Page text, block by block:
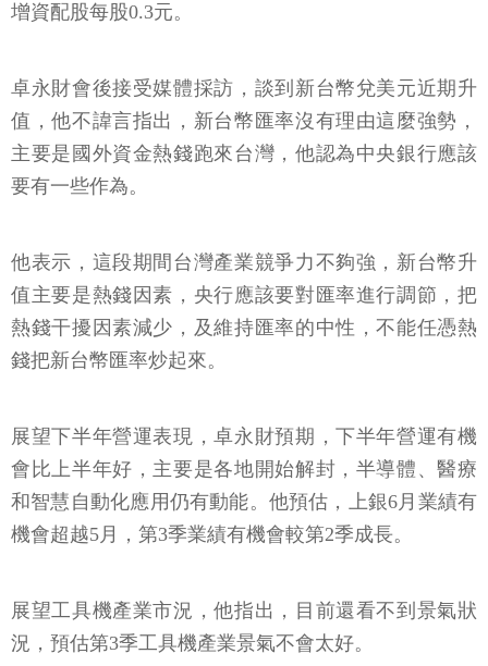
增資配股每股0.3元。
卓永財會後接受媒體採訪，談到新台幣兌美元近期升
值，他不諱言指出，新台幣匯率沒有理由這麼強勢，
主要是國外資金熱錢跑來台灣，他認為中央銀行應該
要有一些作為。
他表示，這段期間台灣產業競爭力不夠強，新台幣升
值主要是熱錢因素，央行應該要對匯率進行調節，把
熱錢干擾因素減少，及維持匯率的中性，不能任憑熱
錢把新台幣匯率炒起來。
展望下半年營運表現，卓永財預期，下半年營運有機
會比上半年好，主要是各地開始解封，半導體、醫療
和智慧自動化應用仍有動能。他預估，上銀6月業績有
機會超越5月，第3季業績有機會較第2季成長。
展望工具機產業市況，他指出，目前還看不到景氣狀
況，預估第3季工具機產業景氣不會太好。